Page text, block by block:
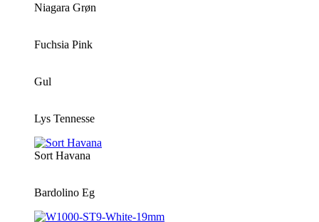
Niagara Grøn
Fuchsia Pink
Gul
Lys Tennesse
Sort Havana
Bardolino Eg